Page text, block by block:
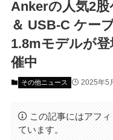
Ankerの人気2
＆ USB-C ケー
1.8mモデルが
催中
その他ニュース 2025年5
この記事にはアフ
ています。